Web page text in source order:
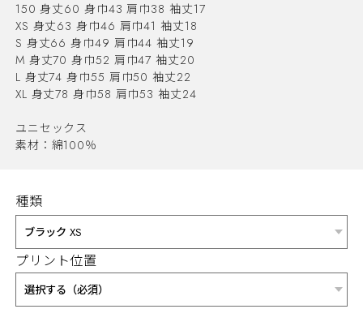
150 身丈60 身巾43 肩巾38 袖丈17
XS 身丈63 身巾46 肩巾41 袖丈18
S 身丈66 身巾49 肩巾44 袖丈19
M 身丈70 身巾52 肩巾47 袖丈20
L 身丈74 身巾55 肩巾50 袖丈22
XL 身丈78 身巾58 肩巾53 袖丈24
ユニセックス
素材：綿100％
種類
プリント位置